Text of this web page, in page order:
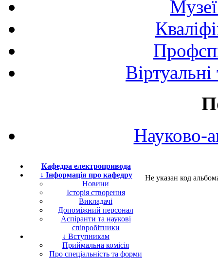
Науково-
Кафедра електропривода
↓ Інформація про кафедру
Новини
Історія створення
Викладачі
Допоміжний персонал
Аспіранти та наукові
співробітники
↓ Вступникам
Приймальна комісія
Про спеціальність та форми
Не указан код